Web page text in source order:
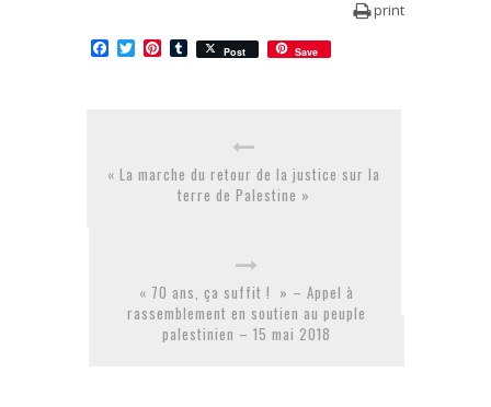
print
Facebook
TwitterPinterest
Tumblr
Post Save
« La marche du retour de la justice sur la
terre de Palestine »
« 70 ans, ça suffit ! » – Appel à
rassemblement en soutien au peuple
palestinien – 15 mai 2018